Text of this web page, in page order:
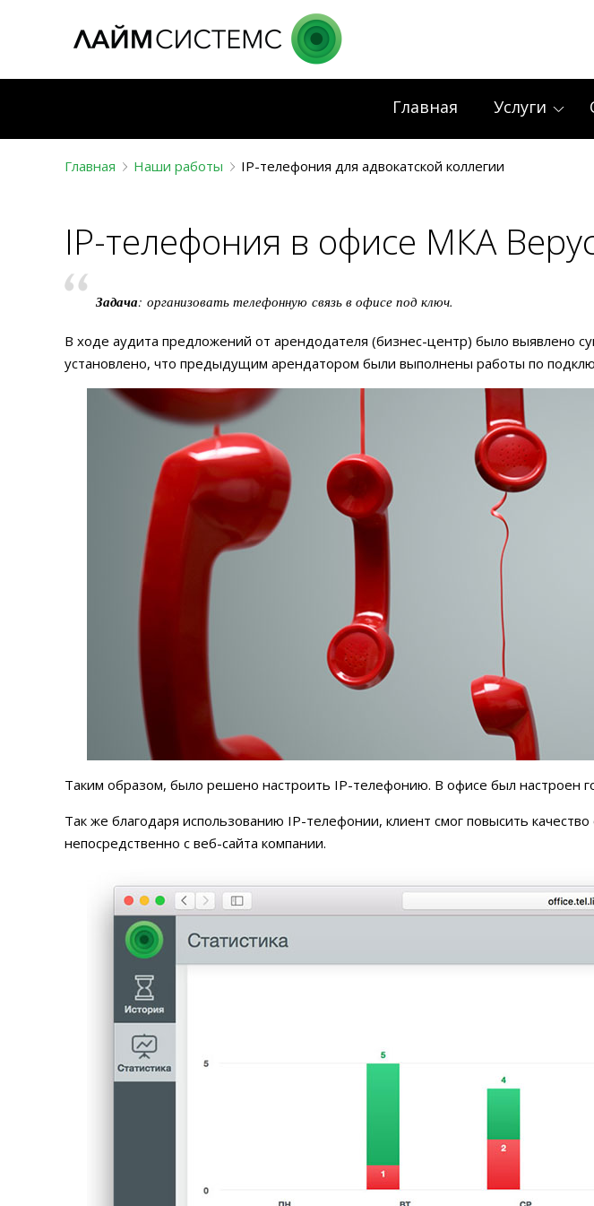
Главная Услуги
Главная Наши работы IP-телефония для адвокатской коллегии
IP-телефония в офисе МКА
Задача: организовать телефонную связь в офисе под ключ.
В ходе аудита предложений от арендодателя (бизнес-центр) было выявлено
установлено, что предыдущим арендатором были выполнены работы по
Таким образом, было решено настроить IP-телефонию. В офисе был настроен
Так же благодаря использованию IP-телефонии, клиент смог повысить
непосредственно с веб-сайта компании.